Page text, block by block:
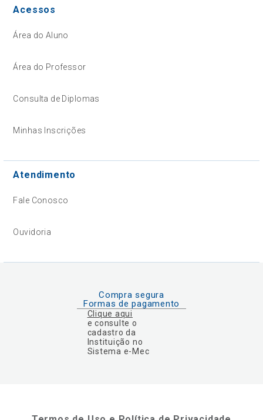
Acessos
Área do Aluno
Área do Professor
Consulta de Diplomas
Minhas Inscrições
Atendimento
Fale Conosco
Ouvidoria
Compra segura
Formas de pagamento
Clique aqui
e consulte o
cadastro da
Instituição no
Sistema e-Mec